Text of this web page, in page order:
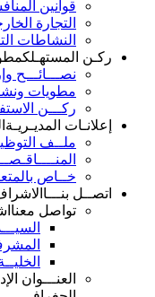
قوانين
التجارة
النشاطات
ركـن المستهـلك
نصـــائـــح
مطويات
ركـــن
إعلانـات المديـريـة
ملــف
خــاص
اتصــل بنـــا
تواصل معنا
العنـــوان